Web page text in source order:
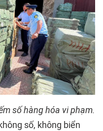
số hàng hóa vi phạm.
số, không biển